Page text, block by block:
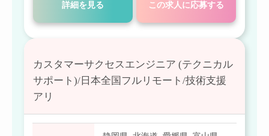
詳細を見る この求人に応募する
カスタマーサクセスエンジニア (テクニカル
サポート)/日本全国フルリモート/技術支援
アリ